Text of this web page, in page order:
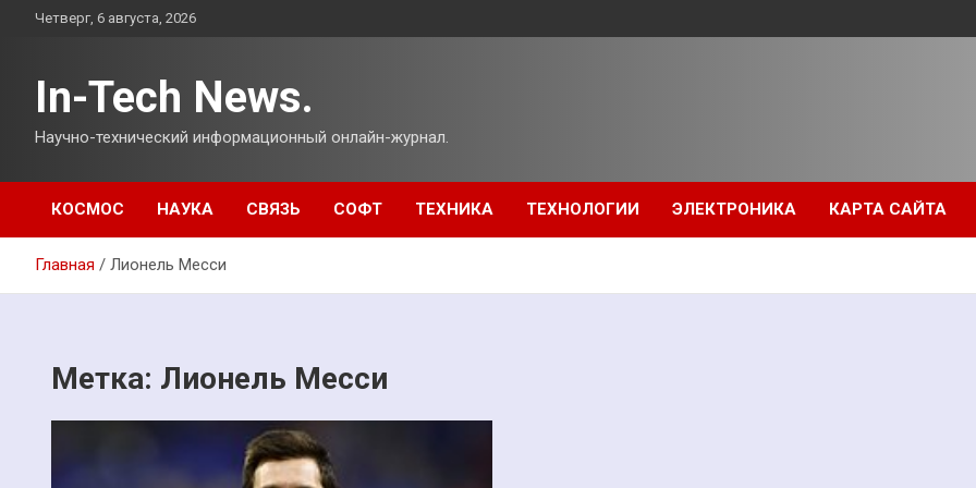
ПерейтиЧетверг, 6 августа, 2026
In-Tech News.
Научно-технический информационный онлайн-журнал.
КОСМОС НАУКА СВЯЗЬ СОФТ ТЕХНИКА ТЕХНОЛОГИИ ЭЛЕКТРОНИКА КАРТА САЙТА
Главная Лионель Месси
Метка: Лионель Месси